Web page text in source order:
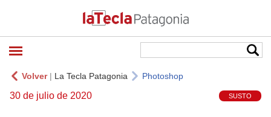
Volver| La Tecla Patagonia Photoshop
30 de julio de 2020 SUSTO